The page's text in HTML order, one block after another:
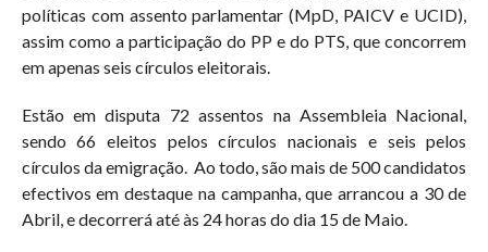
políticas com assento parlamentar (MpD, PAICV e UCID),
assim como a participação do PP e do PTS, que concorrem
em apenas seis círculos eleitorais.
Estão em disputa 72 assentos na Assembleia Nacional,
sendo 66 eleitos pelos círculos nacionais e seis pelos
círculos da emigração. Ao todo, são mais de 500 candidatos
efectivos em destaque na campanha, que arrancou a 30 de
Abril, e decorrerá até às 24 horas do dia 15 de Maio.